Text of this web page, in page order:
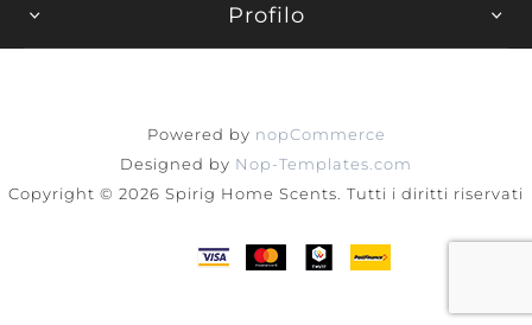
Profilo
Powered by nopCommerce
Designed by Nop-Templates.com
Copyright © 2026 Spirig Home Scents. Tutti i diritti riservati